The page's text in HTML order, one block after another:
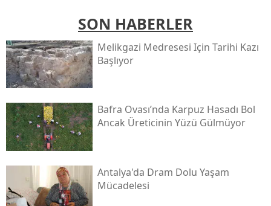
SON HABERLER
Melikgazi Medresesi Için Tarihi Kazı
Başlıyor
Bafra Ovası’nda Karpuz Hasadı Bol
Ancak Üreticinin Yüzü Gülmüyor
Antalya'da Dram Dolu Yaşam
Mücadelesi